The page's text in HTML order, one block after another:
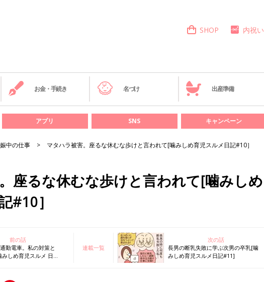
SHOP 内祝い
お金・手続き 名づけ 出産準備
アプリ SNS キャンペーン
中の仕事 マタハラ被害。座るな休むな歩けと言われて[噛みしめ育児スルメ日記#10］
座るな休むな歩けと言われて[噛みしめ
#10］
前の話
勤電車。私の対策と
みしめ育児スルメ 日
連載一覧
次の話
長男の断乳失敗に学ぶ次男の卒乳[噛
みしめ育児スルメ日記#11]